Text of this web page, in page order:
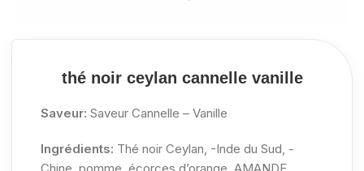
thé noir ceylan cannelle vanille
Saveur: Saveur Cannelle – Vanille
Ingrédients: Thé noir Ceylan, -Inde du Sud, -